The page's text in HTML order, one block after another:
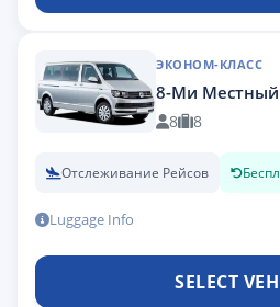
ЭКОНОМ-КЛАСС
8-Ми
8 8
Отслеживание Рейсов
Luggage Info
SELECT